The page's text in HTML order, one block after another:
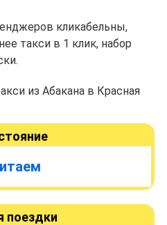
кликабельны,
такси в 1 клик, набор
из Абакана в Красная
поездки